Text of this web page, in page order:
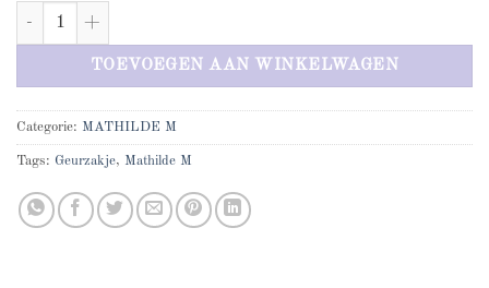
Mathilde M Fleur de The aantal
TOEVOEGEN AAN WINKELWAGEN
Categorie: MATHILDE M
Tags: Geurzakje, Mathilde M